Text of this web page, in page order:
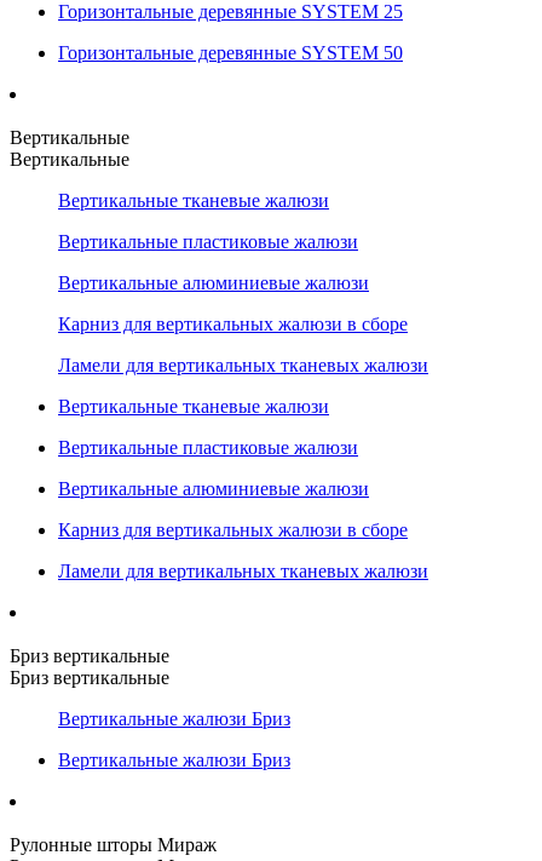
Горизонтальные деревянные SYSTEM 25
Горизонтальные деревянные SYSTEM 50
Вертикальные
Вертикальные
Вертикальные тканевые жалюзи
Вертикальные пластиковые жалюзи
Вертикальные алюминиевые жалюзи
Карниз для вертикальных жалюзи в сборе
Ламели для вертикальных тканевых жалюзи
Вертикальные тканевые жалюзи
Вертикальные пластиковые жалюзи
Вертикальные алюминиевые жалюзи
Карниз для вертикальных жалюзи в сборе
Ламели для вертикальных тканевых жалюзи
Бриз вертикальные
Бриз вертикальные
Вертикальные жалюзи Бриз
Вертикальные жалюзи Бриз
Рулонные шторы Мираж